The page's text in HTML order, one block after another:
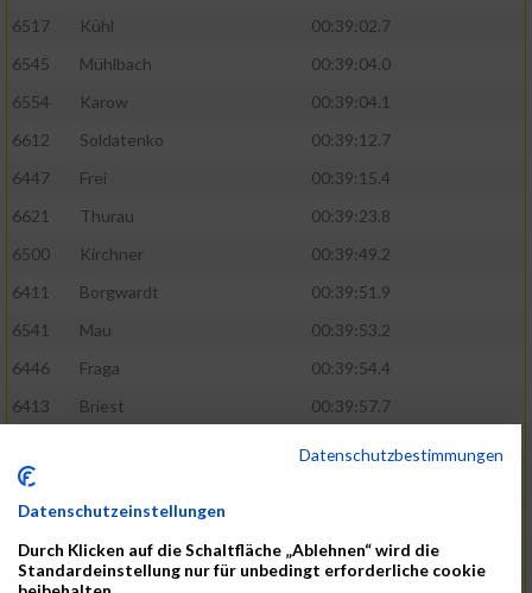
6517
Kühl
00:39:02.7
6545
Mühlbach
00:39:04.0
6554
Karow
00:39:04.1
6612
Soldatenko
00:39:12.7
6447
Frei
00:39:15.4
6621
Thurau
00:39:23.8
6500
Kirchner
00:39:49.2
6411
Borgwardt
00:39:51.9
6541
Mau
00:39:53.2
6446
Fraga
00:39:54.4
6413
Briest
00:39:57.7
6373
6432
Dose
6536
Martensen
00:40:50.4
Datenschutzbestimmungen
Datenschutzeinstellungen
Durch Klicken auf die Schaltfläche „Ablehnen“ wird die
Standardeinstellung nur für unbedingt erforderliche cookie